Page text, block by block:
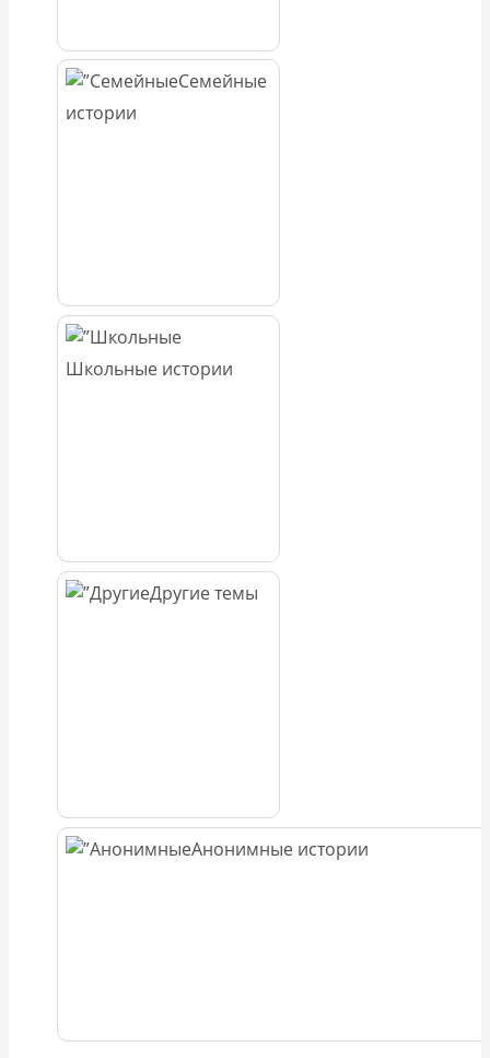
Семейные
истории
Школьные истории
Другие темы
Анонимные истории